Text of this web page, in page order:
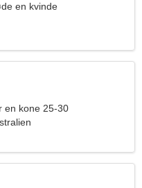
en kvinde
en kone 25-30